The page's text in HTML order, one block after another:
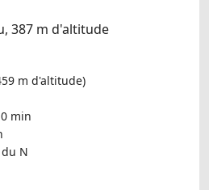
387 m d'altitude
m d'altitude)
min
du N